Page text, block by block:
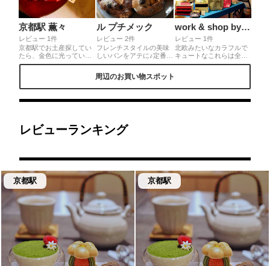
京都駅 薫々
レビュー 1件
京都駅でお土産探してい
たら、金色に光っている
にほい袋を見つけました
忍ばせいい匂いです( "´༥`"
て、爽やかです( ˙º˙ )
ル プチメック
レビュー 2件
フレンチスタイルの美味
しいパンをアテに♪定番の
発酵バタークロワッサン
やパンオコショラは少し
温めるとバターの風味が
抜群！ワインのお供にな
マトのフーガスはゴロゴ
いのがハードパン！アッ
プルアールグレイ、いち
応えあり♪
work & shop by BOX & NEEDLE（ボックス アンド ニードル）
レビュー 1件
北欧みたいなカラフルで
キュートなこれらは全て
箱製。さまざまなタイプ
れからバッグまで雑貨好
間です。◎京都の老舗紙
周辺のお買い物スポット
レビューランキング
京都駅 京都駅